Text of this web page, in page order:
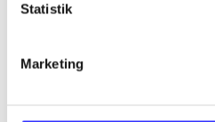
Statistik
Marketing